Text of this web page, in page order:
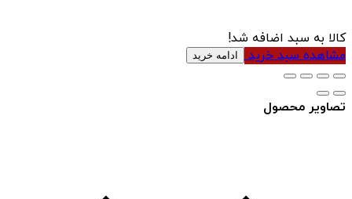
کالا به سبد اضافه شد!
مشاهده سبد خرید ادامه خرید
تصاویر محصول